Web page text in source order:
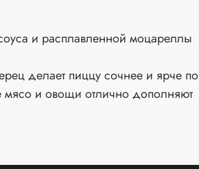
и расплавленной моцареллы
делает пиццу сочнее и ярче по
мясо и овощи отлично дополняют